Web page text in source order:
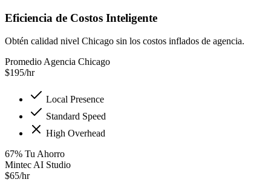
Eficiencia de Costos Inteligente
Obtén calidad nivel Chicago sin los costos inflados de agencia.
Promedio Agencia Chicago
$195/hr
Local Presence
Standard Speed
High Overhead
67% Tu Ahorro
Mintec AI Studio
$65/hr